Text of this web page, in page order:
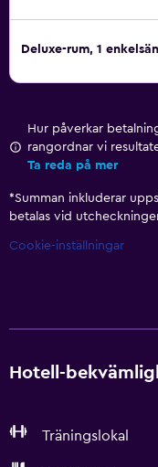
Deluxe-rum, 1
Hur påverkar
rangordnar vi
Ta reda på mer
*Summan inkluderar
betalas vid
Cookie-inställningar
Hotell-
Träningslokal